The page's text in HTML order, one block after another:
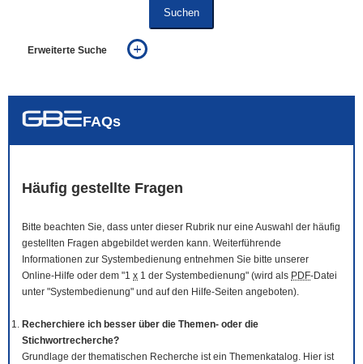
Suchen
Erweiterte Suche
auch in allen Texten suchen (Volltextsuche)
FAQs
Häufig gestellte Fragen
Bitte beachten Sie, dass unter dieser Rubrik nur eine Auswahl der häufig
gestellten Fragen abgebildet werden kann. Weiterführende
Informationen zur Systembedienung entnehmen Sie bitte unserer
Online-Hilfe oder dem "1 x 1 der Systembedienung" (wird als PDF-Datei
unter "Systembedienung" und auf den Hilfe-Seiten angeboten).
Recherchiere ich besser über die Themen- oder die
Stichwortrecherche?
Grundlage der thematischen Recherche ist ein Themenkatalog. Hier ist